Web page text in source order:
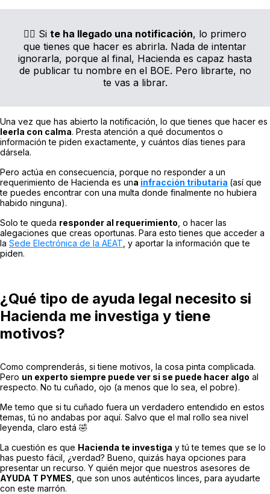
👨‍⚖️ Si te ha llegado una notificación, lo primero
que tienes que hacer es abrirla. Nada de intentar
ignorarla, porque al final, Hacienda es capaz hasta
de publicar tu nombre en el BOE. Pero librarte, no
te vas a librar.
Una vez que has abierto la notificación, lo que tienes que hacer es
leerla con calma. Presta atención a qué documentos o
información te piden exactamente, y cuántos días tienes para
dársela.
Pero actúa en consecuencia, porque no responder a un
requerimiento de Hacienda es una infracción tributaria (así que
te puedes encontrar con una multa donde finalmente no hubiera
habido ninguna).
Solo te queda responder al requerimiento , o hacer las
alegaciones que creas oportunas. Para esto tienes que acceder a
la Sede Electrónica de la AEAT , y aportar la información que te
piden.
¿Qué tipo de ayuda legal necesito si
Hacienda me investiga y tiene
motivos?
Como comprenderás, si tiene motivos, la cosa pinta complicada.
Pero un experto siempre puede ver si se puede hacer algo al
respecto. No tu cuñado, ojo (a menos que lo sea, el pobre).
Me temo que si tu cuñado fuera un verdadero entendido en estos
temas, tú no andabas por aquí. Salvo que el mal rollo sea nivel
leyenda, claro está 🤣
La cuestión es que Hacienda te investiga y tú te temes que se lo
has puesto fácil, ¿verdad? Bueno, quizás haya opciones para
presentar un recurso. Y quién mejor que nuestros asesores de
AYUDA T PYMES , que son unos auténticos linces, para ayudarte
con este marrón.